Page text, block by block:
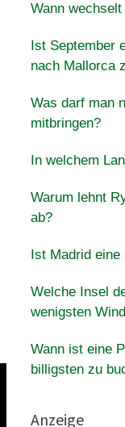
Wann
Ist September
nach Mallorca
Was darf man
mitbringen?
In welchem
Warum lehnt
ab?
Ist Madrid eine
Welche Insel
wenigsten
Wann ist eine
billigsten zu
Anzeige